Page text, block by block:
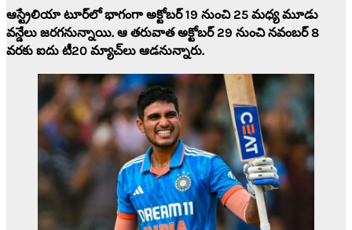
ఆస్ట్రేలియా టూర్‌లో భాగంగా అక్టోబర్ 19 నుంచి 25 మధ్య మూడు
వన్డేలు జరగనున్నాయి. ఆ తరువాత అక్టోబర్ 29 నుంచి నవంబర్ 8
వరకు ఐదు టీ20 మ్యాచ్‌లు ఆడనున్నారు.